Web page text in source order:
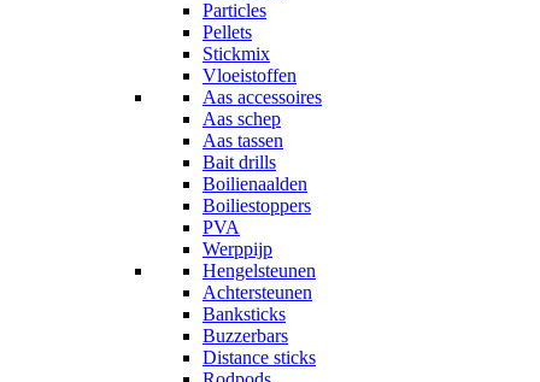
Particles
Pellets
Stickmix
Vloeistoffen
Aas accessoires
Aas schep
Aas tassen
Bait drills
Boilienaalden
Boiliestoppers
PVA
Werppijp
Hengelsteunen
Achtersteunen
Banksticks
Buzzerbars
Distance sticks